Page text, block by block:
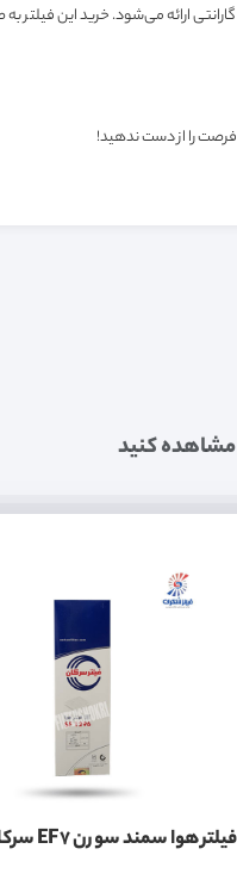
را از دست ندهید!
مشاهده کنید
فیلتر هوا سمند سورن EF7 سرکان 1296